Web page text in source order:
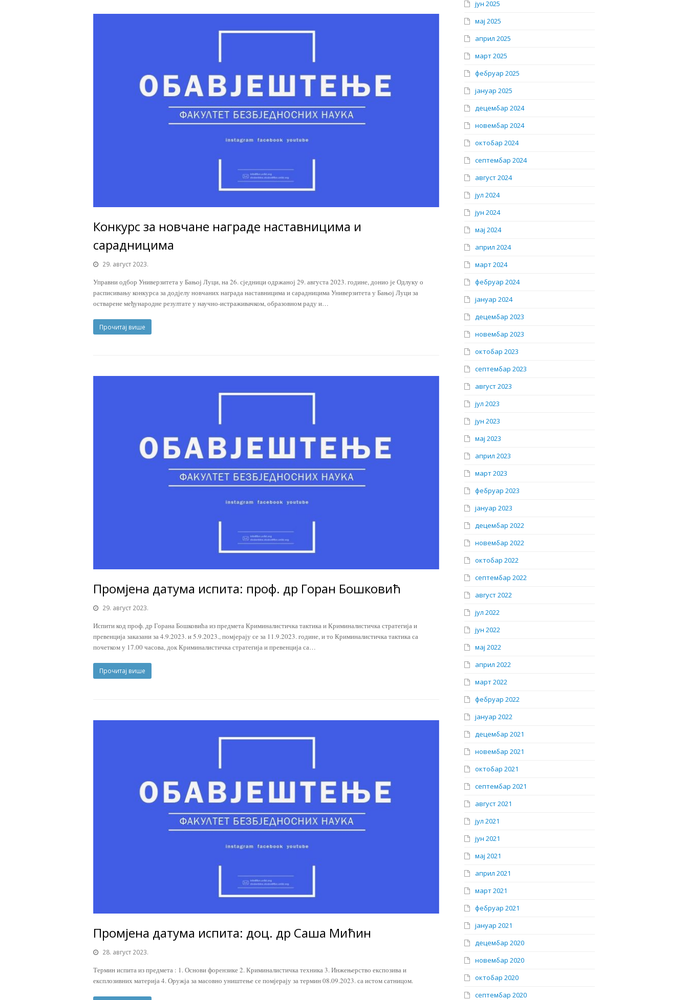
Конкурс за новчане награде наставницима и
сарадницима
29. август 2023.
Управни одбор Универзитета у Бањој Луци, на 26. сједници одржаној 29. августа 2023. године, донио је Одлуку о
расписивању конкурса за додјелу новчаних награда наставницима и сарадницима Универзитета у Бањој Луци за
остварене међународне резултате у научно-истраживачком, образовном раду и…
Прочитај више
Промјена датума испита: проф. др Горан Бошковић
29. август 2023.
Испити код проф. др Горана Бошковића из предмета Криминалистичка тактика и Криминалистичка стратегија и
превенција заказани за 4.9.2023. и 5.9.2023., помјерају се за 11.9.2023. године, и то Криминалистичка тактика са
почетком у 17.00 часова, док Криминалистичка стратегија и превенција са…
Прочитај више
Промјена датума испита: доц. др Саша Мићин
28. август 2023.
Термин испита из предмета : 1. Основи форензике 2. Криминалистичка техника 3. Инжењерство експозива и
експлозивних материја 4. Оружја за масовно уништење се помјерају за термин 08.09.2023. са истом сатницом.
јун 2025
мај 2025
април 2025
март 2025
фебруар 2025
јануар 2025
децембар 2024
новембар 2024
октобар 2024
септембар 2024
август 2024
јул 2024
јун 2024
мај 2024
април 2024
март 2024
фебруар 2024
јануар 2024
децембар 2023
новембар 2023
октобар 2023
септембар 2023
август 2023
јул 2023
јун 2023
мај 2023
април 2023
март 2023
фебруар 2023
јануар 2023
децембар 2022
новембар 2022
октобар 2022
септембар 2022
август 2022
јул 2022
јун 2022
мај 2022
април 2022
март 2022
фебруар 2022
јануар 2022
децембар 2021
новембар 2021
октобар 2021
септембар 2021
август 2021
јул 2021
јун 2021
мај 2021
април 2021
март 2021
фебруар 2021
јануар 2021
децембар 2020
новембар 2020
октобар 2020
септембар 2020